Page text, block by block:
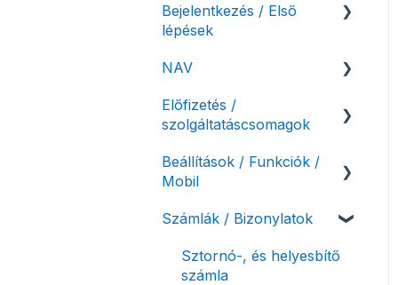
Bejelentkezés / Első
lépések
Felhasználó beállításai
Számlázási fiók kezdő
beállításai, első lépések
NAV
NAV online
adatszolgáltatás
Adóhatósági ellenőrzés
adatszolgáltatás
NAV pénztárgép feladás
Számlaverzum
Előfizetés /
szolgáltatáscsomagok
Szolgáltatáscsomag
kiválasztása
Szolgáltatáscsomag
Fiók / felhasználó
Beállítások / Funkciók /
Mobil
Számlakészítés
Mobilapplikáció /
MostSzámlázz
Számlák / Bizonylatok
Sztornó-, és helyesbítő
számla